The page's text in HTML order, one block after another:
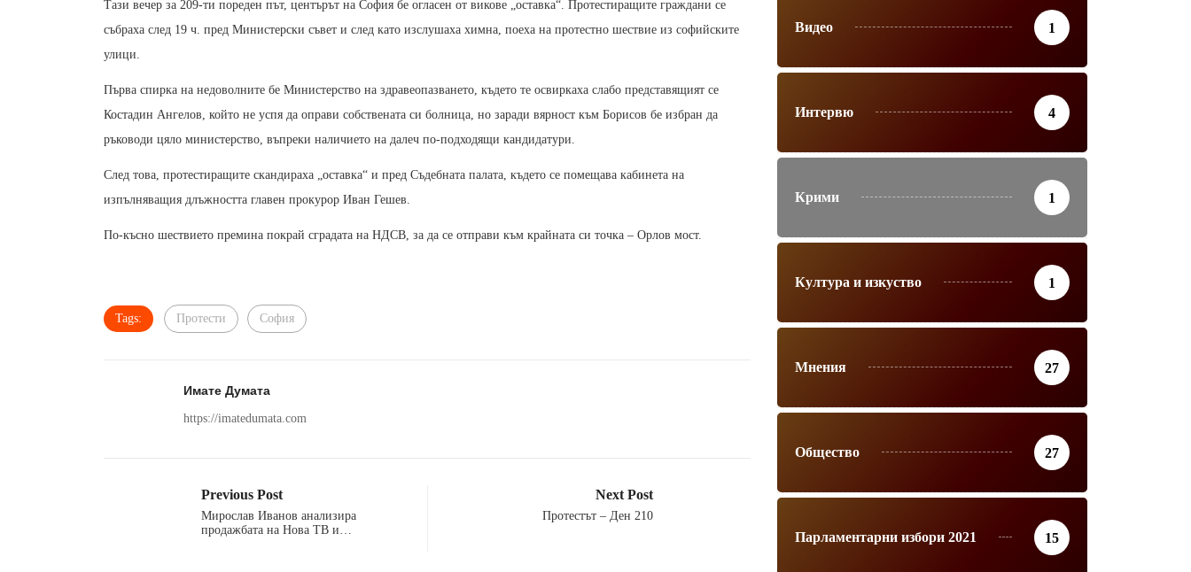
Тази вечер за 209-ти пореден път, центърът на София бе огласен от викове „оставка“. Протестиращите граждани се
събраха след 19 ч. пред Министерски съвет и след като изслушаха химна, поеха на протестно шествие из софийските
улици.
Първа спирка на недоволните бе Министерство на здравеопазването, където те освиркаха слабо представящият се
Костадин Ангелов, който не успя да оправи собствената си болница, но заради вярност към Борисов бе избран да
ръководи цяло министерство, въпреки наличието на далеч по-подходящи кандидатури.
След това, протестиращите скандираха „оставка“ и пред Съдебната палата, където се помещава кабинета на
изпълняващия длъжността главен прокурор Иван Гешев.
По-късно шествието премина покрай сградата на НДСВ, за да се отправи към крайната си точка – Орлов мост.
Tags: Протести София
Имате Думата
https://imatedumata.com
Previous Post
Мирослав Иванов анализира
продажбата на Нова ТВ и…
Next Post
Протестът – Ден 210
Видео 1
Интервю 4
Крими 1
Култура и изкуство 1
Мнения 27
Общество 27
Парламентарни избори 2021 15